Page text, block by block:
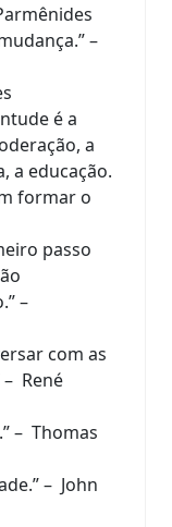
–
é a
a
a educação.
formar o
passo
–
com as
René
– Thomas
– John